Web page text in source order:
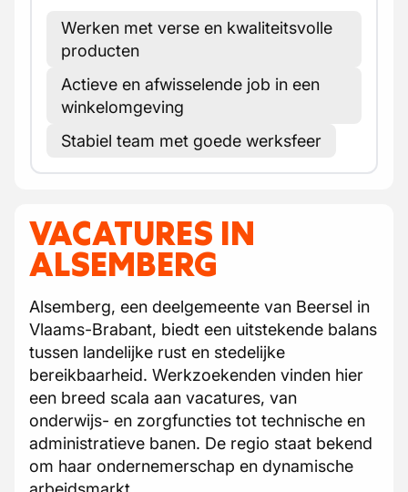
Werken met verse en kwaliteitsvolle
producten
Actieve en afwisselende job in een
winkelomgeving
Stabiel team met goede werksfeer
VACATURES IN
ALSEMBERG
Alsemberg, een deelgemeente van Beersel in
Vlaams-Brabant, biedt een uitstekende balans
tussen landelijke rust en stedelijke
bereikbaarheid. Werkzoekenden vinden hier
een breed scala aan vacatures, van
onderwijs- en zorgfuncties tot technische en
administratieve banen. De regio staat bekend
om haar ondernemerschap en dynamische